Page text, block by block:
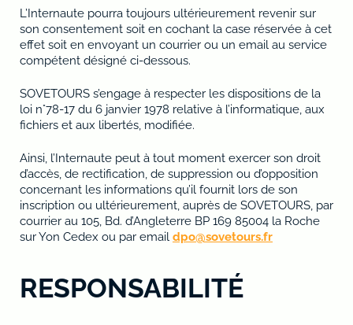
L’Internaute pourra toujours ultérieurement revenir sur
son consentement soit en cochant la case réservée à cet
effet soit en envoyant un courrier ou un email au service
compétent désigné ci-dessous.
SOVETOURS s’engage à respecter les dispositions de la
loi n°78-17 du 6 janvier 1978 relative à l’informatique, aux
fichiers et aux libertés, modifiée.
Ainsi, l’Internaute peut à tout moment exercer son droit
d’accès, de rectification, de suppression ou d’opposition
concernant les informations qu’il fournit lors de son
inscription ou ultérieurement, auprès de SOVETOURS, par
courrier au 105, Bd. d’Angleterre BP 169 85004 la Roche
sur Yon Cedex ou par email dpo@sovetours.fr
RESPONSABILITÉ